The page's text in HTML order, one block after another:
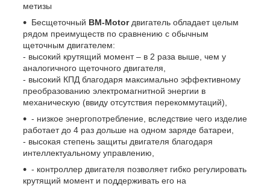
метизы
Бесщеточный BM-Motorдвигатель обладает целым
рядом преимуществ по сравнению с обычным
щеточным двигателем:
- высокий крутящий момент – в 2 раза выше, чем у
аналогичного щеточного двигателя,
- высокий КПД благодаря максимально эффективному
преобразованию электромагнитной энергии в
механическую (ввиду отсутствия перекоммутаций),
- низкое энергопотребление, вследствие чего изделие
работает до 4 раз дольше на одном заряде батареи,
- высокая степень защиты двигателя благодаря
интеллектуальному управлению,
- контроллер двигателя позволяет гибко регулировать
крутящий момент и поддерживать его на